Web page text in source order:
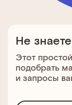
Не
Этот
подобрать
и запросы